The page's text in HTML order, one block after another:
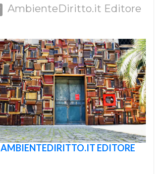
AmbienteDiritto.it Editore
AMBIENTEDIRITTO.IT EDITORE